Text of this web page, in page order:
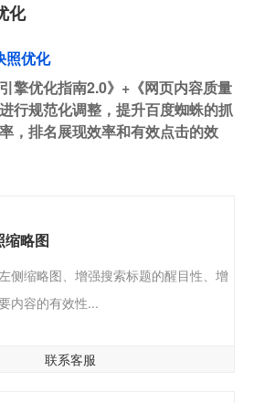
化
照优化
擎优化指南2.0》+《网页内容质量
行规范化调整，提升百度蜘蛛的抓
，排名展现效率和有效点击的效
缩略图
侧缩略图、增强搜索标题的醒目性、增
内容的有效性...
联系客服